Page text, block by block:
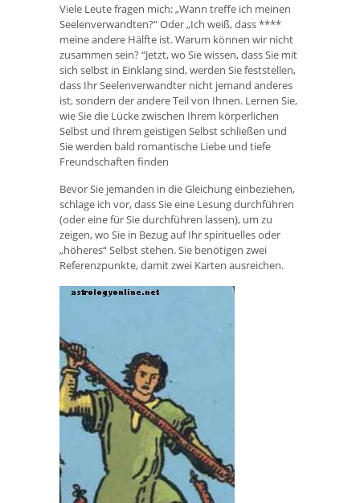
Viele Leute fragen mich: „Wann treffe ich meinen
Seelenverwandten?“ Oder „Ich weiß, dass ****
meine andere Hälfte ist. Warum können wir nicht
zusammen sein? “Jetzt, wo Sie wissen, dass Sie mit
sich selbst in Einklang sind, werden Sie feststellen,
dass Ihr Seelenverwandter nicht jemand anderes
ist, sondern der andere Teil von Ihnen. Lernen Sie,
wie Sie die Lücke zwischen Ihrem körperlichen
Selbst und Ihrem geistigen Selbst schließen und
Sie werden bald romantische Liebe und tiefe
Freundschaften finden
Bevor Sie jemanden in die Gleichung einbeziehen,
schlage ich vor, dass Sie eine Lesung durchführen
(oder eine für Sie durchführen lassen), um zu
zeigen, wo Sie in Bezug auf Ihr spirituelles oder
„höheres“ Selbst stehen. Sie benötigen zwei
Referenzpunkte, damit zwei Karten ausreichen.